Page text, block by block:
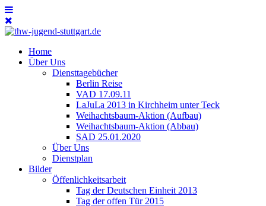
Home
Über Uns
Diensttagebücher
Berlin Reise
VAD 17.09.11
LaJuLa 2013 in Kirchheim unter Teck
Weihachtsbaum-Aktion (Aufbau)
Weihachtsbaum-Aktion (Abbau)
SAD 25.01.2020
Über Uns
Dienstplan
Bilder
Öffenlichkeitsarbeit
Tag der Deutschen Einheit 2013
Tag der offen Tür 2015